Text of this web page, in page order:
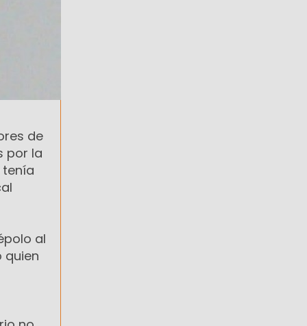
de
por la
tenía
al
quien